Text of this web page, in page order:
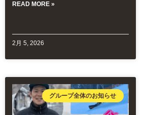
READ MORE »
2月 5, 2026
グループ全体のお知らせ